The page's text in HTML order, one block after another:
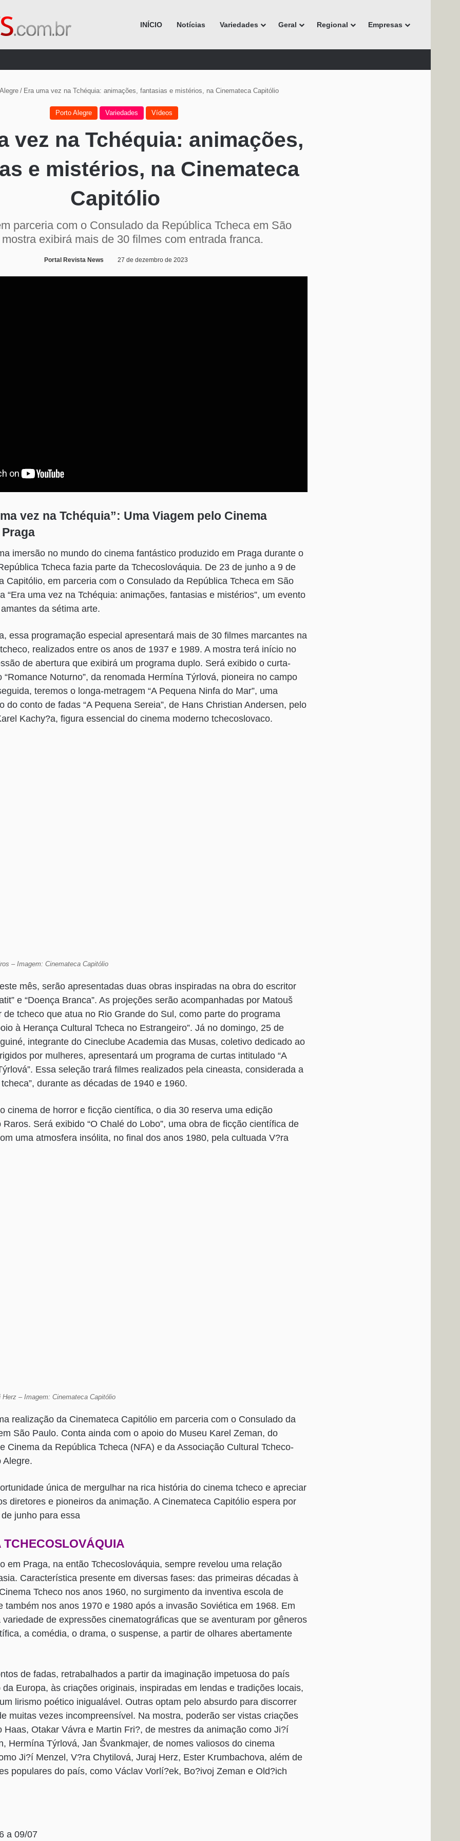
INÍCIO Notícias Variedades Geral Regional Empresas
/ Era uma vez na Tchéquia: animações, fantasias e mistérios, na Cinemateca Capitólio
Porto Alegre Variedades Vídeos
vez na Tchéquia: animações,
e mistérios, na Cinemateca
Capitólio
parceria com o Consulado da República Tcheca em São
exibirá mais de 30 filmes com entrada franca.
Portal Revista News 27 de dezembro de 2023
vez na Tchéquia”: Uma Viagem pelo Cinema
imersão no mundo do cinema fantástico produzido em Praga durante o
Tcheca fazia parte da Tchecoslováquia. De 23 de junho a 9 de
Capitólio, em parceria com o Consulado da República Tcheca em São
“Era uma vez na Tchéquia: animações, fantasias e mistérios”, um evento
da sétima arte.
essa programação especial apresentará mais de 30 filmes marcantes na
realizados entre os anos de 1937 e 1989. A mostra terá início no
de abertura que exibirá um programa duplo. Será exibido o curta-
“Romance Noturno”, da renomada Hermína Týrlová, pioneira no campo
teremos o longa-metragem “A Pequena Ninfa do Mar”, uma
do conto de fadas “A Pequena Sereia”, de Hans Christian Andersen, pelo
Kachy?a, figura essencial do cinema moderno tchecoslovaco.
– Imagem: Cinemateca Capitólio
mês, serão apresentadas duas obras inspiradas na obra do escritor
e “Doença Branca”. As projeções serão acompanhadas por Matouš
de tcheco que atua no Rio Grande do Sul, como parte do programa
à Herança Cultural Tcheca no Estrangeiro”. Já no domingo, 25 de
integrante do Cineclube Academia das Musas, coletivo dedicado ao
por mulheres, apresentará um programa de curtas intitulado “A
Essa seleção trará filmes realizados pela cineasta, considerada a
durante as décadas de 1940 e 1960.
cinema de horror e ficção científica, o dia 30 reserva uma edição
Será exibido “O Chalé do Lobo”, uma obra de ficção científica de
uma atmosfera insólita, no final dos anos 1980, pela cultuada V?ra
– Imagem: Cinemateca Capitólio
realização da Cinemateca Capitólio em parceria com o Consulado da
São Paulo. Conta ainda com o apoio do Museu Karel Zeman, do
Cinema da República Tcheca (NFA) e da Associação Cultural Tcheco-
Alegre.
única de mergulhar na rica história do cinema tcheco e apreciar
diretores e pioneiros da animação. A Cinemateca Capitólio espera por
junho para essa
TCHECOSLOVÁQUIA
em Praga, na então Tchecoslováquia, sempre revelou uma relação
Característica presente em diversas fases: das primeiras décadas à
Tcheco nos anos 1960, no surgimento da inventiva escola de
também nos anos 1970 e 1980 após a invasão Soviética em 1968. Em
de expressões cinematográficas que se aventuram por gêneros
a comédia, o drama, o suspense, a partir de olhares abertamente
de fadas, retrabalhados a partir da imaginação impetuosa do país
Europa, às criações originais, inspiradas em lendas e tradições locais,
lirismo poético inigualável. Outras optam pelo absurdo para discorrer
muitas vezes incompreensível. Na mostra, poderão ser vistas criações
Haas, Otakar Vávra e Martin Fri?, de mestres da animação como Ji?í
Hermína Týrlová, Jan Švankmajer, de nomes valiosos do cinema
Ji?í Menzel, V?ra Chytilová, Juraj Herz, Ester Krumbachova, além de
populares do país, como Václav Vorlí?ek, Bo?ivoj Zeman e Old?ich
a 09/07